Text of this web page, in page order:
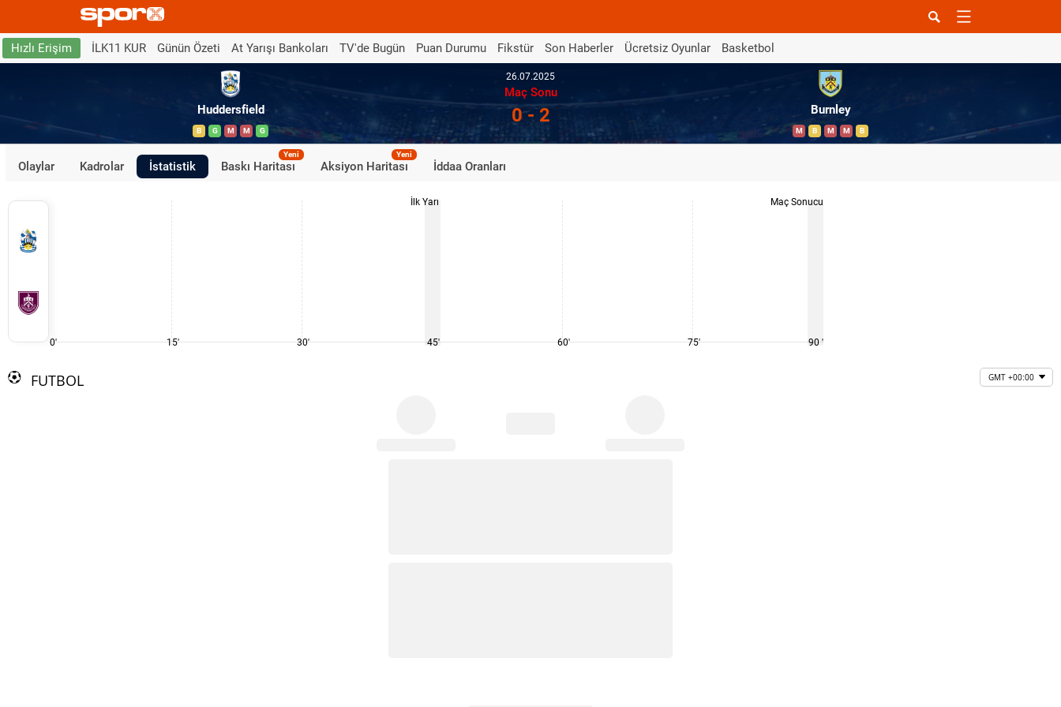
Hızlı Erişim İLK11 KUR Günün Özeti At Yarışı Bankoları TV'de Bugün Puan Durumu Fikstür Son Haberler Ücretsiz Oyunlar Basketbol
Huddersfield
B G M M G
26.07.2025
Maç Sonu
0 - 2 Burnley
M B M M B
Olaylar Kadrolar İstatistik Baskı Haritası
Yeni
Aksiyon Haritası
Yeni
İddaa Oranları
0' 15' 30'
İlk Yarı
45' 60' 75'
Maç Sonucu
90 '
FUTBOL GMT +00:00